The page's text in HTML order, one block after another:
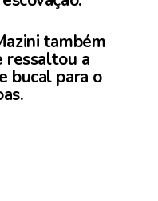
também
ressaltou a
bucal para o